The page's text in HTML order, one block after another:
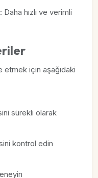
hızlı ve verimli
için aşağıdaki
sürekli olarak
kontrol edin